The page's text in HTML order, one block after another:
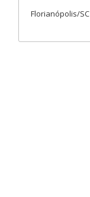
Florianópolis/SC